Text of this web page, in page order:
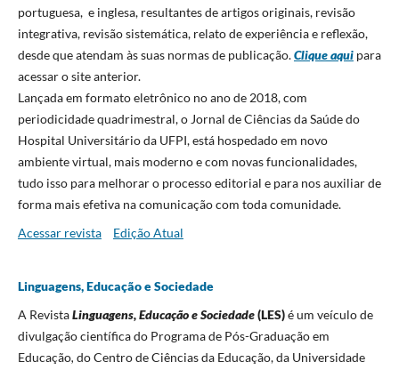
portuguesa, e inglesa, resultantes de artigos originais, revisão
integrativa, revisão sistemática, relato de experiência e reflexão,
desde que atendam às suas normas de publicação.Clique aquipara
acessar o site anterior.
Lançada em formato eletrônico no ano de 2018, com
periodicidade quadrimestral, o Jornal de Ciências da Saúde do
Hospital Universitário da UFPI, está hospedado em novo
ambiente virtual, mais moderno e com novas funcionalidades,
tudo isso para melhorar o processo editorial e para nos auxiliar de
forma mais efetiva na comunicação com toda comunidade.
Acessar revista
Edição Atual
Linguagens, Educação e Sociedade
A RevistaLinguagens, Educação e Sociedade(LES)é um veículo de
divulgação científica do Programa de Pós-Graduação em
Educação, do Centro de Ciências da Educação, da Universidade